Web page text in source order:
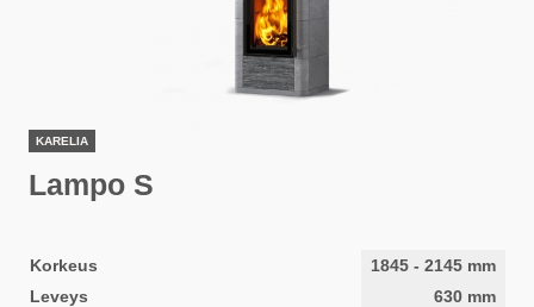
KARELIA
Lampo S
Korkeus 1845 - 2145 mm
Leveys
630 mm